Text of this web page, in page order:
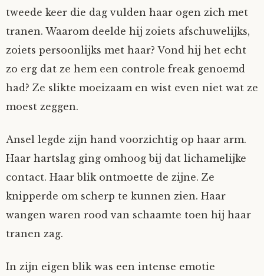
tweede keer die dag vulden haar ogen zich met
tranen. Waarom deelde hij zoiets afschuwelijks,
zoiets persoonlijks met haar? Vond hij het echt
zo erg dat ze hem een controle freak genoemd
had? Ze slikte moeizaam en wist even niet wat ze
moest zeggen.
Ansel legde zijn hand voorzichtig op haar arm.
Haar hartslag ging omhoog bij dat lichamelijke
contact. Haar blik ontmoette de zijne. Ze
knipperde om scherp te kunnen zien. Haar
wangen waren rood van schaamte toen hij haar
tranen zag.
In zijn eigen blik was een intense emotie